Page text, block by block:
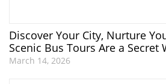
Discover Your City, Nurture
Scenic Bus Tours Are a Secret
March 14, 2026